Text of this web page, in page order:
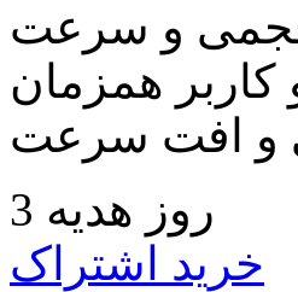
و سرعت
کاربر همزمان
و افت سرعت
3 روز هدیه
خرید اشتراک